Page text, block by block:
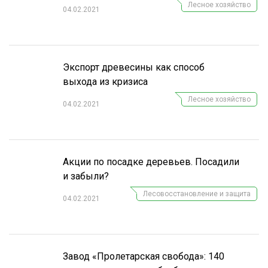
04.02.2021
Лесное хозяйство
Экспорт древесины как способ
выхода из кризиса
04.02.2021
Лесное хозяйство
Акции по посадке деревьев. Посадили
и забыли?
04.02.2021
Лесовосстановление и защита
Завод «Пролетарская свобода»: 140